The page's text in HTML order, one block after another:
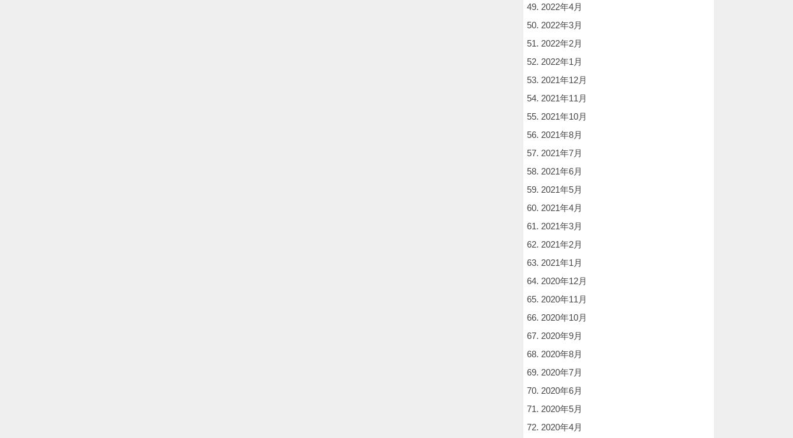
2022年4月
2022年3月
2022年2月
2022年1月
2021年12月
2021年11月
2021年10月
2021年8月
2021年7月
2021年6月
2021年5月
2021年4月
2021年3月
2021年2月
2021年1月
2020年12月
2020年11月
2020年10月
2020年9月
2020年8月
2020年7月
2020年6月
2020年5月
2020年4月